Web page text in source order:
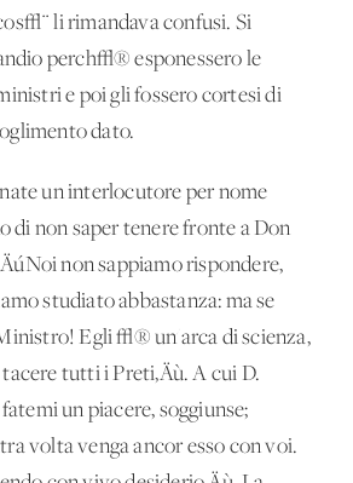
li rimandava confusi. Si
perch√® esponessero le
e poi gli fossero cortesi di
dato.
un interlocutore per nome
di non saper tenere fronte a Don
non sappiamo rispondere,
studiato abbastanza: ma se
Egli √® un'arca di scienza,
tutti i Preti‚Äù. A cui D.
un piacere, soggiunse;
volta venga ancor esso con voi.